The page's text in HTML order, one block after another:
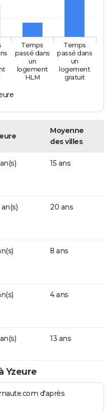
Temps
passé dans
un
logement
HLM
Temps
passé dans
un
logement
gratuit
Moyenne
des villes
15 ans
20 ans
8 ans
4 ans
13 ans
Yzeure
d'après